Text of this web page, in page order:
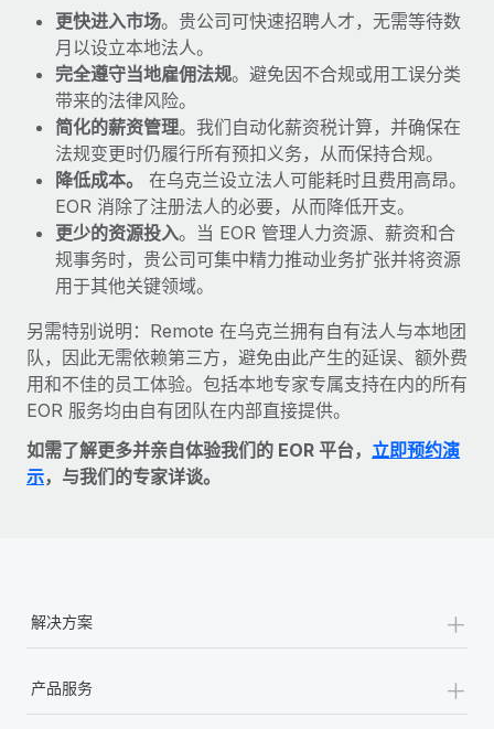
更快进入市场。贵公司可快速招聘人才，无需等待数
月以设立本地法人。
完全遵守当地雇佣法规。避免因不合规或用工误分类
带来的法律风险。
简化的薪资管理。我们自动化薪资税计算，并确保在
法规变更时仍履行所有预扣义务，从而保持合规。
降低成本。
在乌克兰设立法人可能耗时且费用高昂。
EOR 消除了注册法人的必要，从而降低开支。
更少的资源投入。当 EOR 管理人力资源、薪资和合
规事务时，贵公司可集中精力推动业务扩张并将资源
用于其他关键领域。
另需特别说明：Remote 在乌克兰拥有自有法人与本地团
队，因此无需依赖第三方，避免由此产生的延误、额外费
用和不佳的员工体验。包括本地专家专属支持在内的所有
EOR 服务均由自有团队在内部直接提供。
如需了解更多并亲自体验我们的 EOR 平台， 立即预约演
示，与我们的专家详谈。
解决方案 +
产品服务 +